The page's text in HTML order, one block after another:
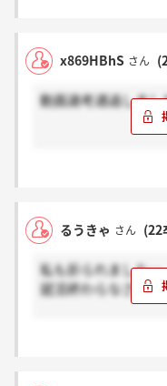
x869HBhS さん
動画選考通過しまし
るうきゃ さん (22
私も折られました…
就活終わらなさそう